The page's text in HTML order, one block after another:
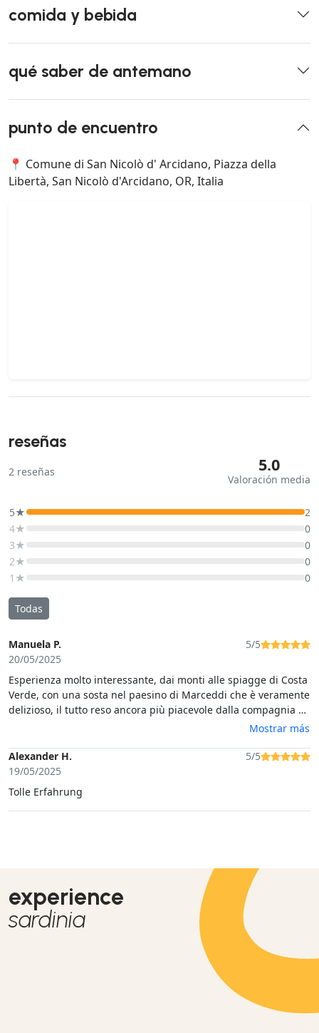
comida y bebida
qué saber de antemano
punto de encuentro
📍 Comune di San Nicolò d' Arcidano, Piazza della
Libertà, San Nicolò d'Arcidano, OR, Italia
reseñas
2 reseñas 5.0
Valoración media
5★
2
4★
0
3★
0
2★
0
1★
0
Todas
Manuela P.
20/05/2025
5/5
Esperienza molto interessante, dai monti alle spiagge di Costa
Verde, con una sosta nel paesino di Marceddi che è veramente
delizioso, il tutto reso ancora più piacevole dalla compagnia di
Alessandro, con la sua guida tranquilla ed esperta e le sue
Mostrar más
Alexander H.
19/05/2025
5/5
Tolle Erfahrung
experience
sardinia